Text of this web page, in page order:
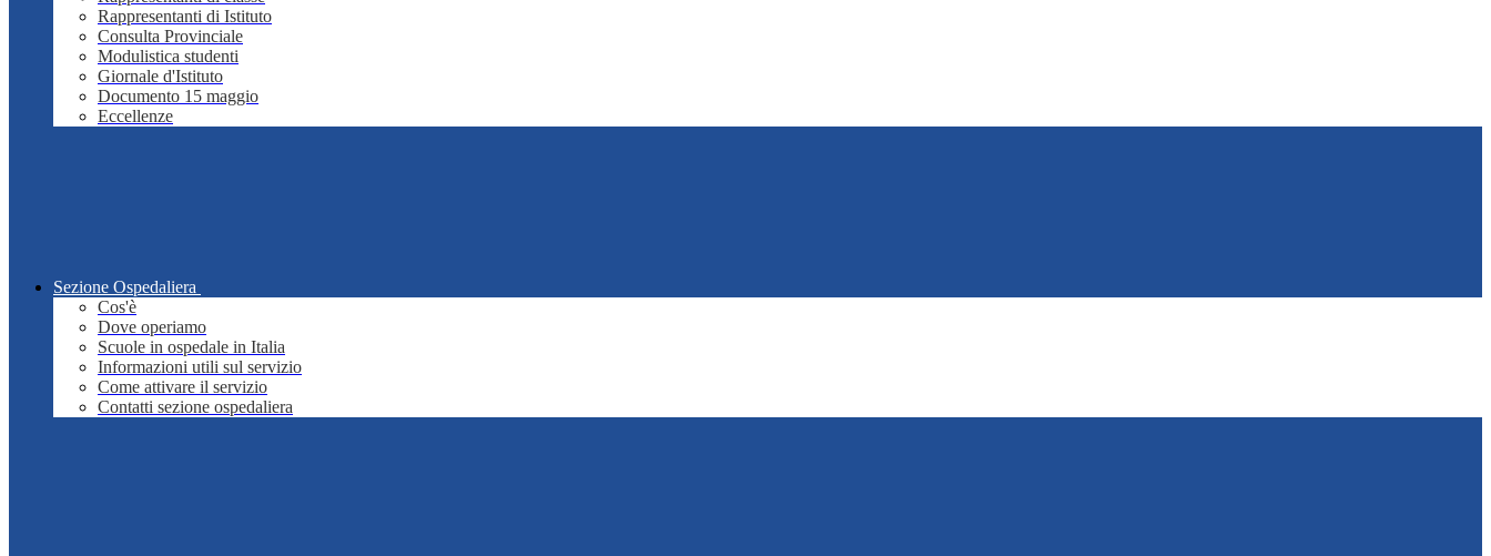
Rappresentanti di Istituto
Consulta Provinciale
Modulistica studenti
Giornale d'Istituto
Documento 15 maggio
Eccellenze
Sezione Ospedaliera
Cos'è
Dove operiamo
Scuole in ospedale in Italia
Informazioni utili sul servizio
Come attivare il servizio
Contatti sezione ospedaliera